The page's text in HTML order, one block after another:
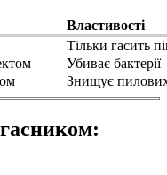
Властивості
Тільки гасить
Убиває бактерії
Знищує